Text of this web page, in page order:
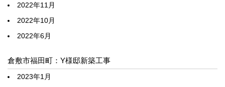
2022年11月
2022年10月
2022年6月
倉敷市福田町：Y様邸新築工事
2023年1月